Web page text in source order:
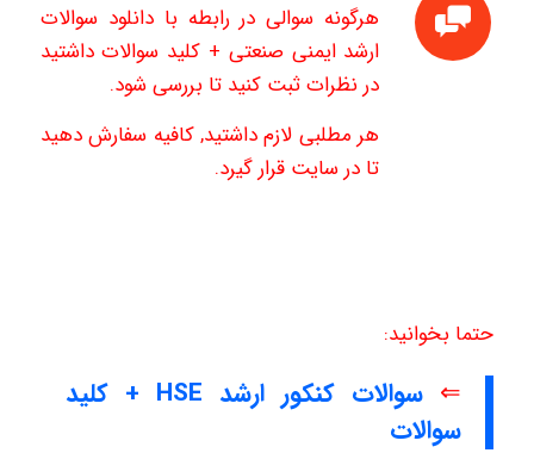
هرگونه سوالی در رابطه با دانلود سوالات
ارشد ایمنی صنعتی + کلید سوالات داشتید
در نظرات ثبت کنید تا بررسی شود.
هر مطلبی لازم داشتید, کافیه سفارش دهید
تا در سایت قرار گیرد.
حتما بخوانید:
⇐
سوالات کنکور ارشد HSE + کلید
سوالات